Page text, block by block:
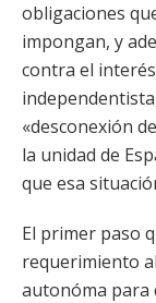
obligaciones
impongan, y
contra el
«desconexión
la unidad de
que esa
El primer paso
requerimiento
autonóma para